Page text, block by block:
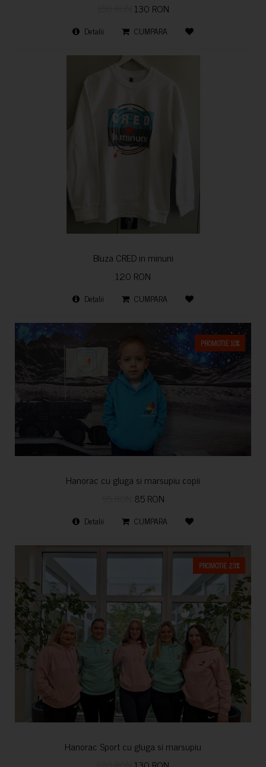
130 RON
Detalii CUMPARA
Bluza CRED in minuni
120 RON
Detalii CUMPARA
PROMOTIE 10%
Hanorac cu gluga si marsupiu copii
85 RON
Detalii CUMPARA
PROMOTIE 23%
Hanorac Sport cu gluga si marsupiu